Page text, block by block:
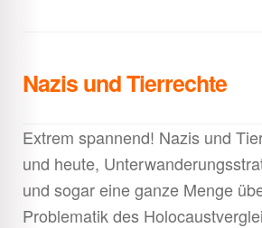
Nazis und Tierrechte
Extrem spannend! Nazis und
und heute,
und sogar eine ganze Menge
Problematik des